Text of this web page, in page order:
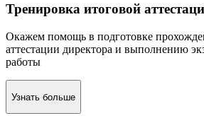
Тренировка итоговой
Окажем помощь в подготовке
аттестации директора и выполнению
работы
Узнать больше